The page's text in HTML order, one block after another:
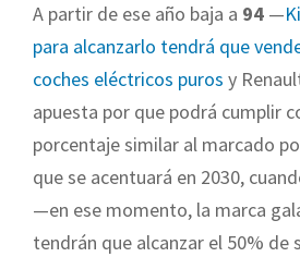
A partir de ese año baja a 94 —
para alcanzarlo tendrá que
coches eléctricos puros y
apuesta por que podrá cumplir
porcentaje similar al marcado
que se acentuará en 2030,
—en ese momento, la marca
tendrán que alcanzar el 50% de